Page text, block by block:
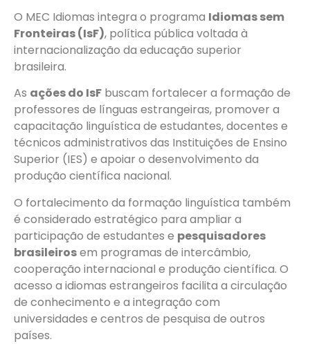
O MEC Idiomas integra o programa Idiomas sem
Fronteiras (IsF), política pública voltada à
internacionalização da educação superior
brasileira.
As ações do IsF buscam fortalecer a formação de
professores de línguas estrangeiras, promover a
capacitação linguística de estudantes, docentes e
técnicos administrativos das Instituições de Ensino
Superior (IES) e apoiar o desenvolvimento da
produção científica nacional.
O fortalecimento da formação linguística também
é considerado estratégico para ampliar a
participação de estudantes e pesquisadores
brasileirosem programas de intercâmbio,
cooperação internacional e produção científica. O
acesso a idiomas estrangeiros facilita a circulação
de conhecimento e a integração com
universidades e centros de pesquisa de outros
países.